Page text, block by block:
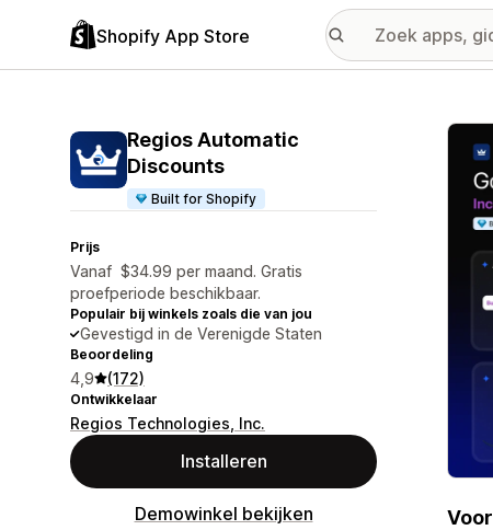
Shopify App Store
Regios Automatic
Discounts
Built for Shopify
Prijs
Vanaf $34.99 per maand. Gratis
proefperiode beschikbaar.
Populair bij winkels zoals die van jou
Gevestigd in de Verenigde Staten
Beoordeling
4,9 (172)
Ontwikkelaar
Regios Technologies, Inc.
Installeren
Demowinkel bekijken